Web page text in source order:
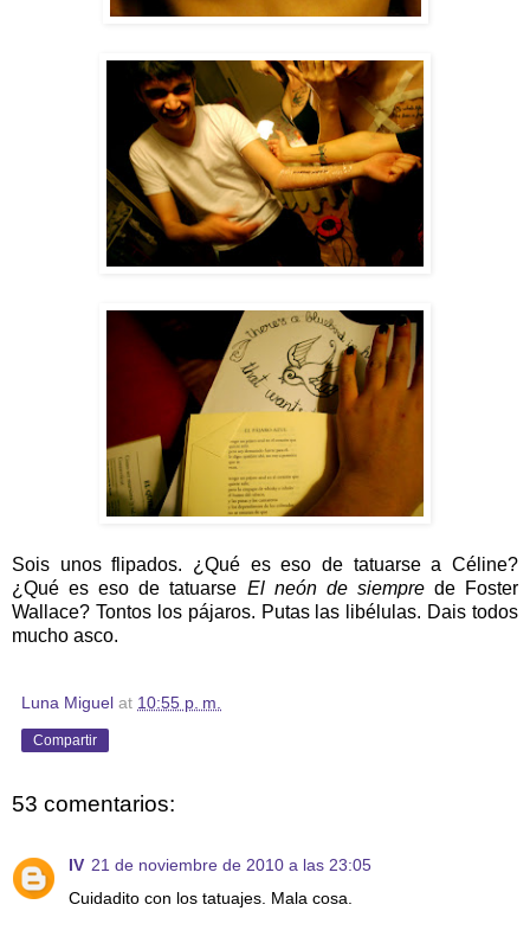
Sois unos flipados. ¿Qué es eso de tatuarse a Céline?
¿Qué es eso de tatuarse El neón de siemprede Foster
Wallace? Tontos los pájaros. Putas las libélulas. Dais todos
mucho asco.
Luna Miguel at 10:55 p. m.
Compartir
53 comentarios:
IV 21 de noviembre de 2010 a las 23:05
Cuidadito con los tatuajes. Mala cosa.